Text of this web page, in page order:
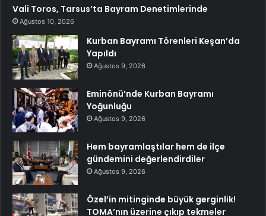
Vali Toros, Tarsus’ta Bayram Denetimlerinde
Ağustos 10, 2026
Kurban Bayramı Törenleri Keşan’da
Yapıldı
Ağustos 9, 2026
Eminönü’nde Kurban Bayramı
Yoğunluğu
Ağustos 9, 2026
Hem bayramlaştılar hem de ilçe
gündemini değerlendirdiler
Ağustos 9, 2026
Özel’in mitinginde büyük gerginlik!
TOMA’nın üzerine çıkıp tekmeler